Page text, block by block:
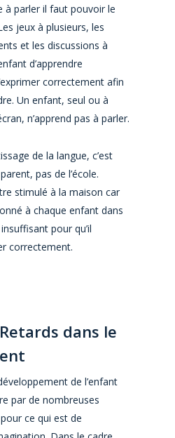
à parler il faut pouvoir le
jeux à plusieurs, les
et les discussions à
d’apprendre
correctement afin
Un enfant, seul ou à
n’apprend pas à parler.
de la langue, c’est
pas de l’école.
stimulé à la maison car
à chaque enfant dans
pour qu’il
correctement.
dans le
de l’enfant
par de nombreuses
ce qui est de